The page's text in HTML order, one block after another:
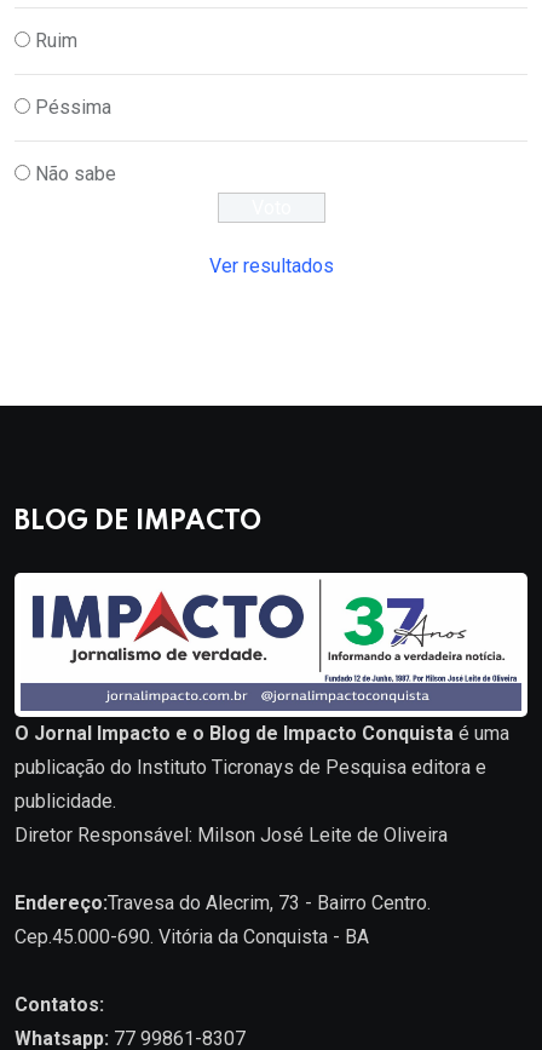
Ruim
Péssima
Não sabe
Ver resultados
BLOG DE IMPACTO
O Jornal Impacto e o Blog de Impacto Conquista é uma
publicação do Instituto Ticronays de Pesquisa editora e
publicidade.
Diretor Responsável: Milson José Leite de Oliveira
Endereço:Travesa do Alecrim, 73 - Bairro Centro.
Cep.45.000-690. Vitória da Conquista - BA
Contatos:
Whatsapp: 77 99861-8307